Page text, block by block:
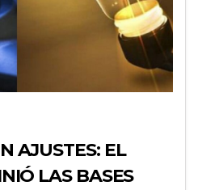
AJUSTES: EL
LAS BASES